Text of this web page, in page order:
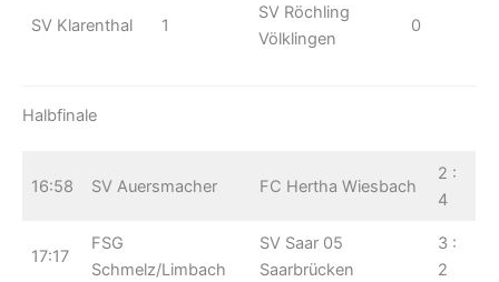
SV Klarenthal 1
SV Röchling
Völklingen
0
Halbfinale
16:58 SV Auersmacher FC Hertha Wiesbach
2 :
4
17:17
FSG
Schmelz/Limbach
SV Saar 05
Saarbrücken
3 :
2